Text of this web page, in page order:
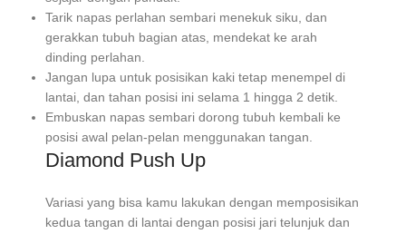
Tarik napas perlahan sembari menekuk siku, dan
gerakkan tubuh bagian atas, mendekat ke arah
dinding perlahan.
Jangan lupa untuk posisikan kaki tetap menempel di
lantai, dan tahan posisi ini selama 1 hingga 2 detik.
Embuskan napas sembari dorong tubuh kembali ke
posisi awal pelan-pelan menggunakan tangan.
Diamond Push Up
Variasi yang bisa kamu lakukan dengan memposisikan
kedua tangan di lantai dengan posisi jari telunjuk dan